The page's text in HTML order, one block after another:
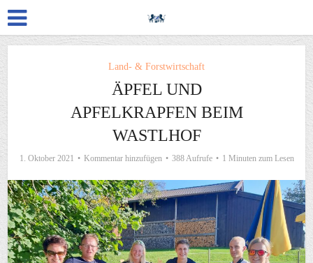
Land- & Forstwirtschaft
ÄPFEL UND
APFELKRAPFEN BEIM
WASTLHOF
1. Oktober 2021 Kommentar hinzufügen 388 Aufrufe 1 Minuten zum Lesen